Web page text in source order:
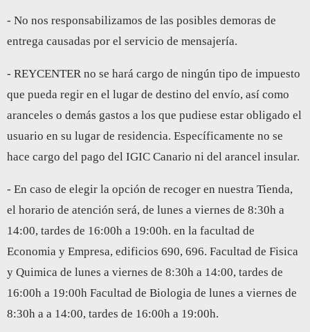
- No nos responsabilizamos de las posibles demoras de
entrega causadas por el servicio de mensajería.
- REYCENTER no se hará cargo de ningún tipo de impuesto
que pueda regir en el lugar de destino del envío, así como
aranceles o demás gastos a los que pudiese estar obligado el
usuario en su lugar de residencia. Específicamente no se
hace cargo del pago del IGIC Canario ni del arancel insular.
- En caso de elegir la opción de recoger en nuestra Tienda,
el horario de atención será, de lunes a viernes de 8:30h a
14:00, tardes de 16:00h a 19:00h. en la facultad de
Economia y Empresa, edificios 690, 696. Facultad de Fisica
y Quimica de lunes a viernes de 8:30h a 14:00, tardes de
16:00h a 19:00h Facultad de Biologia de lunes a viernes de
8:30h a a 14:00, tardes de 16:00h a 19:00h.